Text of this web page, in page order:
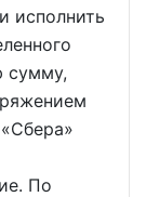
исполнить
сумму,
По